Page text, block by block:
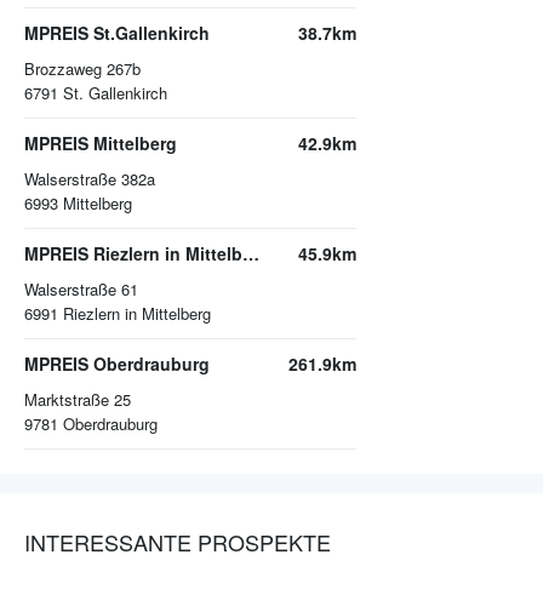
MPREIS St.Gallenkirch
Brozzaweg 267b
6791 St. Gallenkirch
38.7km
MPREIS Mittelberg
Walserstraße 382a
6993 Mittelberg
42.9km
MPREIS Riezlern in Mittelberg
Walserstraße 61
6991 Riezlern in Mittelberg
45.9km
MPREIS Oberdrauburg
Marktstraße 25
9781 Oberdrauburg
261.9km
INTERESSANTE PROSPEKTE